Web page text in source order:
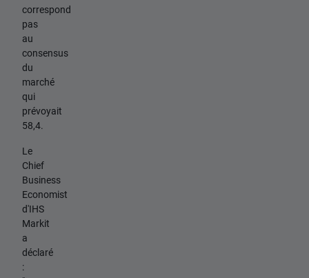
correspond
pas
au
consensus
du
marché
qui
prévoyait
58,4.
Le
Chief
Business
Economist
d'IHS
Markit
a
déclaré
: